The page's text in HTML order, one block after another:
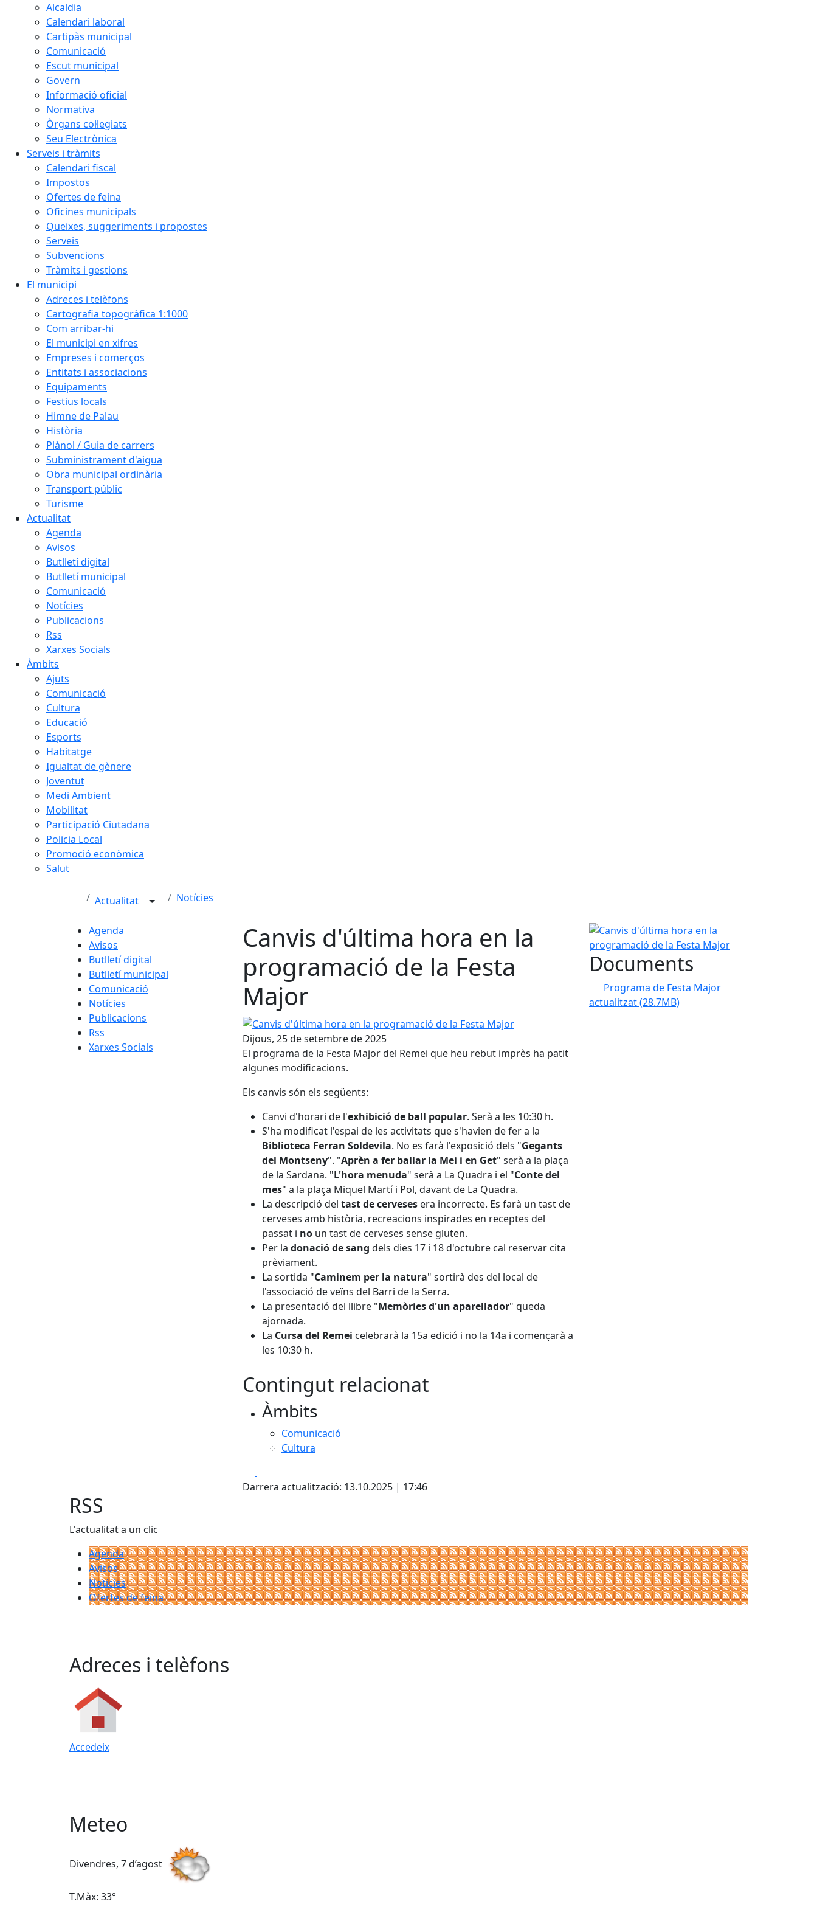
Alcaldia
Calendari laboral
Cartipàs municipal
Comunicació
Escut municipal
Govern
Informació oficial
Normativa
Òrgans col·legiats
Seu Electrònica
Serveis i tràmits
Calendari fiscal
Impostos
Ofertes de feina
Oficines municipals
Queixes, suggeriments i propostes
Serveis
Subvencions
Tràmits i gestions
El municipi
Adreces i telèfons
Cartografia topogràfica 1:1000
Com arribar-hi
El municipi en xifres
Empreses i comerços
Entitats i associacions
Equipaments
Festius locals
Himne de Palau
Història
Plànol / Guia de carrers
Subministrament d'aigua
Obra municipal ordinària
Transport públic
Turisme
Actualitat
Agenda
Avisos
Butlletí digital
Butlletí municipal
Comunicació
Notícies
Publicacions
Rss
Xarxes Socials
Àmbits
Ajuts
Comunicació
Cultura
Educació
Esports
Habitatge
Igualtat de gènere
Joventut
Medi Ambient
Mobilitat
Participació Ciutadana
Policia Local
Promoció econòmica
Salut
Actualitat Notícies
Agenda
Avisos
Butlletí digital
Butlletí municipal
Comunicació
Notícies
Publicacions
Rss
Xarxes Socials
Canvis d'última hora en la
programació de la Festa
Major
Canvis d'última hora en la programació de la Festa Major
Dijous, 25 de setembre de 2025
El programa de la Festa Major del Remei que heu rebut imprès ha patit
algunes modificacions.
Els canvis són els següents:
Canvi d'horari de l'exhibició de ball popular. Serà a les 10:30 h.
S'ha modificat l'espai de les activitats que s'havien de fer a la
Biblioteca Ferran Soldevila. No es farà l'exposició dels "Gegants
del Montseny". "Aprèn a fer ballar la Mei i en Get" serà a la plaça
de la Sardana. "L'hora menuda" serà a La Quadra i el "Conte del
mes" a la plaça Miquel Martí i Pol, davant de La Quadra.
La descripció del tast de cerveses era incorrecte. Es farà un tast de
cerveses amb història, recreacions inspirades en receptes del
passat i no un tast de cerveses sense gluten.
Per la donació de sang dels dies 17 i 18 d'octubre cal reservar cita
prèviament.
La sortida "Caminem per la natura" sortirà des del local de
l'associació de veïns del Barri de la Serra.
La presentació del llibre "Memòries d'un aparellador" queda
ajornada.
La Cursa del Remei celebrarà la 15a edició i no la 14a i començarà a
les 10:30 h.
Contingut relacionat
Àmbits
Comunicació
Cultura
Darrera actualització: 13.10.2025 | 17:46
Canvis d'última hora en la programació de la
Documents
Programa de Festa Major
actualitzat(28.7MB)
RSS
L'actualitat a un clic
Agenda
Avisos
Notícies
Ofertes de feina
Adreces i telèfons
Accedeix
Meteo
Divendres, 7 d’agost
T.Màx: 33°